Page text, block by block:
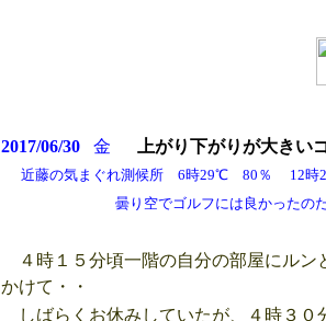
2017/06/30金 上がり下がりが大きい
近藤の気まぐれ測候所 6時29℃ 80％
曇り空でゴルフには良かったのだが
４時１５分頃一階の自分の部屋にル
かけて・・
しばらくお休みしていたが、４時３０